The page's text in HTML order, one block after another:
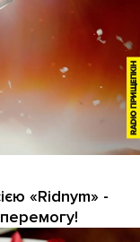
«Ridnym» -